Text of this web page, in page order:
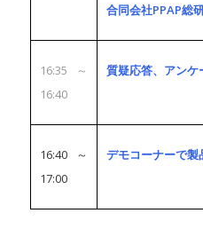
合同会社PPAP
16:35～
16:40
質疑応答、アンケ
16:40～
17:00
デモコーナーで製